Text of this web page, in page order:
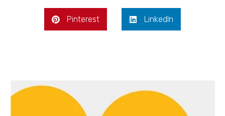
Pinterest LinkedIn